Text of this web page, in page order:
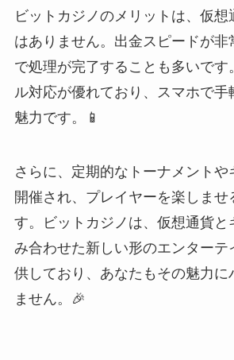
ビットカジノのメリットは、仮
はありません。出金スピードが非
で処理が完了することも多いです
ル対応が優れており、スマホで手
魅力です。📱
さらに、定期的なトーナメントや
開催され、プレイヤーを楽しませ
す。ビットカジノは、仮想通貨と
み合わせた新しい形のエンターテ
供しており、あなたもその魅力に
ません。🎉